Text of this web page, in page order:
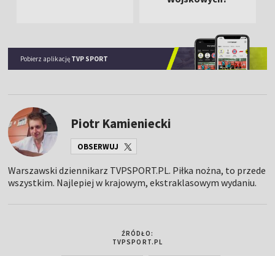
Pobierz aplikację TVP SPORT
Piotr Kamieniecki
OBSERWUJ
Warszawski dziennikarz TVPSPORT.PL. Piłka nożna, to przede
wszystkim. Najlepiej w krajowym, ekstraklasowym wydaniu.
ŹRÓDŁO:
TVPSPORT.PL